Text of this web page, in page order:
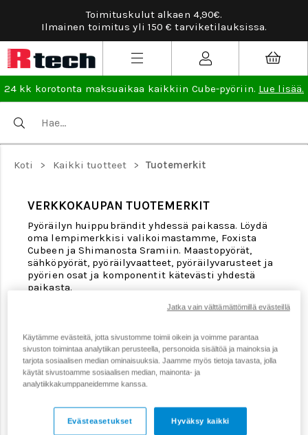
Toimituskulut alkaen 4,90€.
Ilmainen toimitus yli 150 € tarviketilauksissa.
24 kk korotonta maksuaikaa kaikkiin Cube-pyöriin. Lue lisää.
Koti > Kaikki tuotteet > Tuotemerkit
VERKKOKAUPAN TUOTEMERKIT
Pyöräilyn huippubrändit yhdessä paikassa. Löydä
oma lempimerkkisi valikoimastamme, Foxista
Cubeen ja Shimanosta Sramiin. Maastopyörät,
sähköpyörät, pyöräilyvaatteet, pyöräilyvarusteet ja
pyörien osat ja komponentit kätevästi yhdestä
paikasta.
45NRTH
6D
A
ABUS
ACID
ALEXRIMS
ASS SAVER
C
Käytämme evästeitä, jotta sivustomme toimii oikein ja voimme parantaa
sivuston toimintaa analytiikan perusteella, personoida sisältöä ja mainoksia ja
tarjota sosiaalisen median ominaisuuksia. Jaamme myös tietoja tavasta, jolla
käytät sivustoamme sosiaalisen median, mainonta- ja
analytiikkakumppaneidemme kanssa.
Hyväksy kaikki
Evästeasetukset
Jatka vain välttämättömillä evästeillä